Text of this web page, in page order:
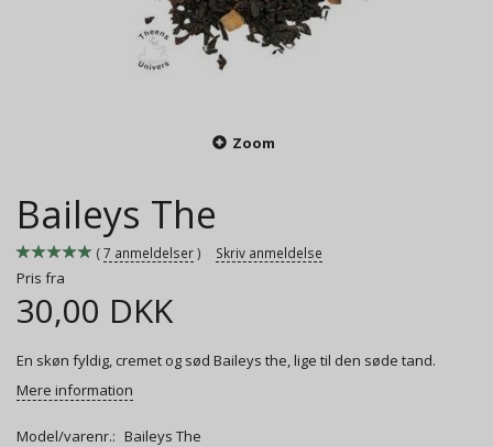
Zoom
Baileys The
7 anmeldelser Skriv anmeldelse
Pris fra
30,00 DKK
En skøn fyldig, cremet og sød Baileys the, lige til den søde tand.
Mere information
Model/varenr.: Baileys The